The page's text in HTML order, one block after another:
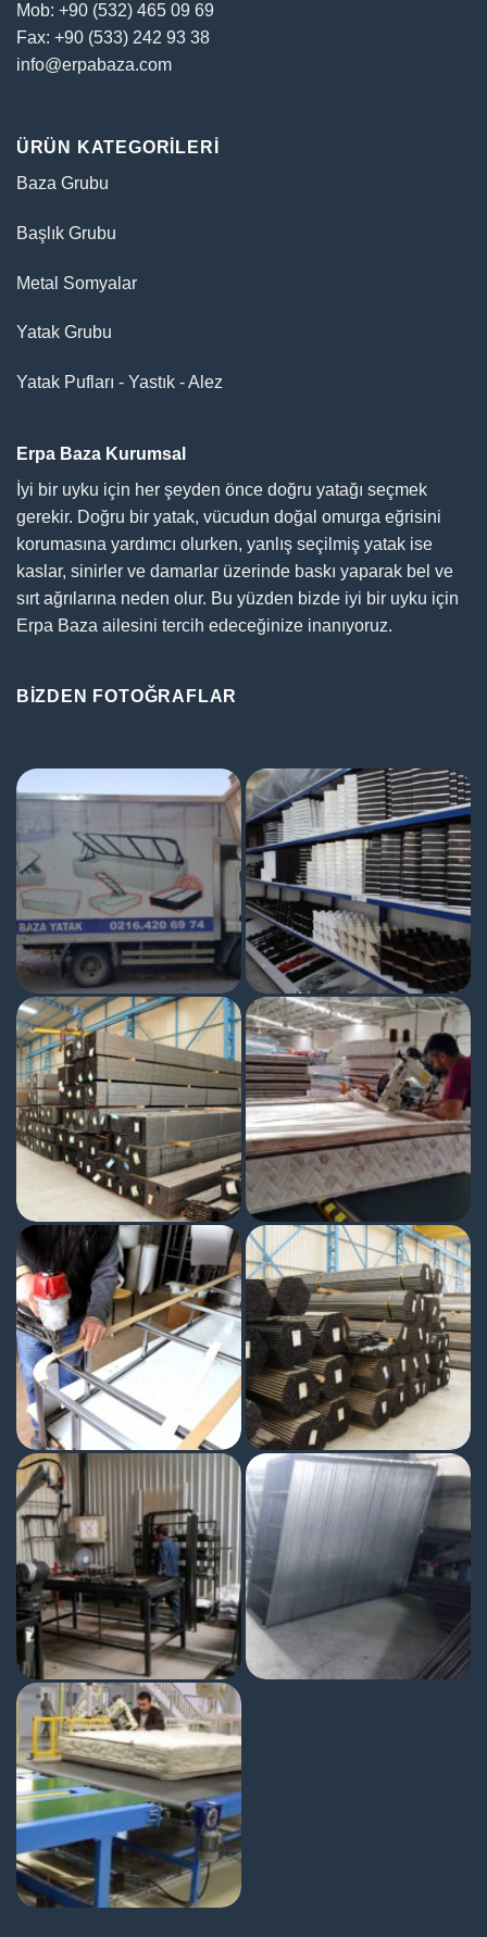
Mob: +90 (532) 465 09 69
Fax: +90 (533) 242 93 38
info@erpabaza.com
ÜRÜN KATEGORILERI
Baza Grubu
Başlık Grubu
Metal Somyalar
Yatak Grubu
Yatak Pufları - Yastık - Alez
Erpa Baza Kurumsal
İyi bir uyku için her şeyden önce doğru yatağı seçmek
gerekir. Doğru bir yatak, vücudun doğal omurga eğrisini
korumasına yardımcı olurken, yanlış seçilmiş yatak ise
kaslar, sinirler ve damarlar üzerinde baskı yaparak bel ve
sırt ağrılarına neden olur. Bu yüzden bizde iyi bir uyku için
Erpa Baza ailesini tercih edeceğinize inanıyoruz.
BIZDEN FOTOĞRAFLAR